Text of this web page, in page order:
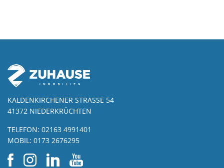
KALDENKIRCHENER STRASSE 54
41372 NIEDERKRÜCHTEN
TELEFON: 02163 4991401
MOBIL: 0173 2676295